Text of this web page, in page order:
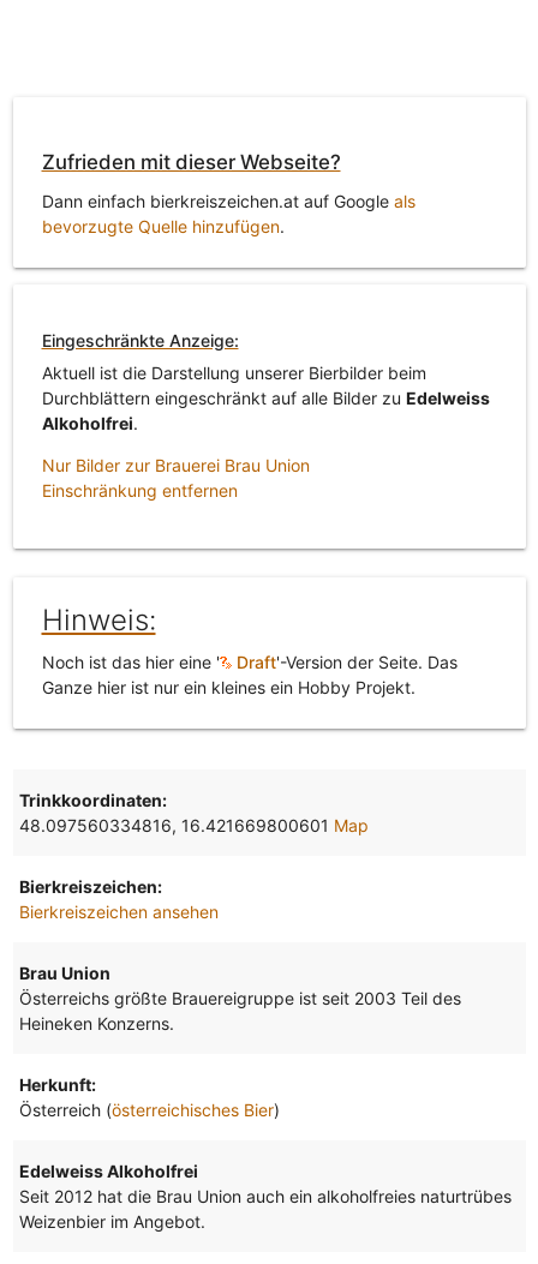
Zufrieden mit dieser Webseite?
Dann einfach bierkreiszeichen.at auf Google als
bevorzugte Quelle hinzufügen.
Eingeschränkte Anzeige:
Aktuell ist die Darstellung unserer Bierbilder beim
Durchblättern eingeschränkt auf alle Bilder zu Edelweiss
Alkoholfrei.
Nur Bilder zur Brauerei Brau Union
Einschränkung entfernen
Hinweis:
Noch ist das hier eine ' Draft'-Version der Seite. Das
Ganze hier ist nur ein kleines ein Hobby Projekt.
Trinkkoordinaten:
48.097560334816, 16.421669800601 Map
Bierkreiszeichen:
Bierkreiszeichen ansehen
Brau Union
Österreichs größte Brauereigruppe ist seit 2003 Teil des
Heineken Konzerns.
Herkunft:
Österreich (österreichisches Bier)
Edelweiss Alkoholfrei
Seit 2012 hat die Brau Union auch ein alkoholfreies naturtrübes
Weizenbier im Angebot.